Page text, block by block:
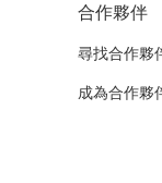
合作夥伴
尋找合作夥
成為合作夥